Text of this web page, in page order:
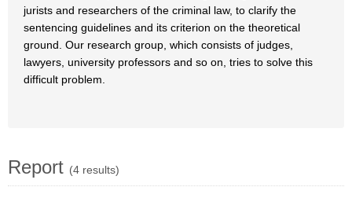
jurists and researchers of the criminal law, to clarify the
sentencing guidelines and its criterion on the theoretical
ground. Our research group, which consists of judges,
lawyers, university professors and so on, tries to solve this
difficult problem.
Report (4 results)